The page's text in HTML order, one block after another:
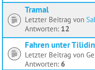
Tramal
Letzter Beitrag von
Antworten: 12
Fahren unter
Letzter Beitrag von
Antworten: 6